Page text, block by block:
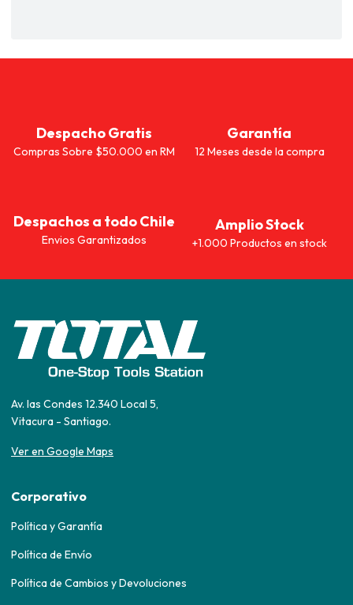
Despacho Gratis
Compras Sobre $50.000 en RM
Garantía
12 Meses desde la compra
Despachos a todo Chile
Envios Garantizados
Amplio Stock
+1.000 Productos en stock
Av. las Condes 12.340 Local 5,
Vitacura - Santiago.
Ver en Google Maps
Corporativo
Política y Garantía
Política de Envío
Política de Cambios y Devoluciones